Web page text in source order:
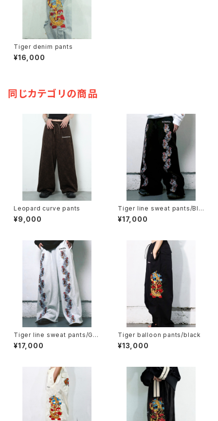
Tiger denim pants
¥16,000
同じカテゴリの商品
Leopard curve pants
¥9,000
Tiger line sweat pants/Bla
ck
¥17,000
Tiger line sweat pants/Gra
y
¥17,000
Tiger balloon pants/black
¥13,000